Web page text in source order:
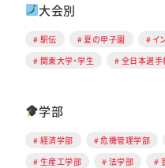
大会別
駅伝 夏の甲子園 イ
関東大学・学生
全日本選手
学部
経済学部 危機管理学部
生産工学部
法学部